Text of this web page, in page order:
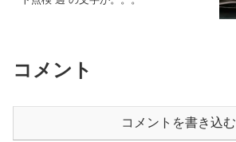
コメント
コメントを書き込む